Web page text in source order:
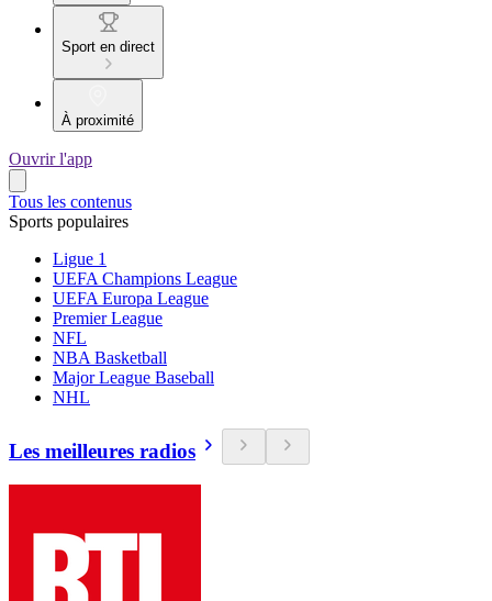
Sport en direct
À proximité
Ouvrir l'app
Tous les contenus
Sports populaires
Ligue 1
UEFA Champions League
UEFA Europa League
Premier League
NFL
NBA Basketball
Major League Baseball
NHL
Les meilleures radios